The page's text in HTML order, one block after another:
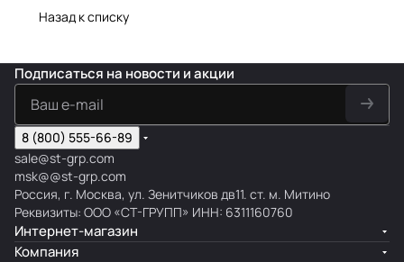
Назад к списку
Подписаться на новости и акции
8 (800) 555-66-89
sale@st-grp.com
msk@@st-grp.com
Россия, г. Москва, ул. Зенитчиков дв11. ст. м. Митино
Реквизиты: ООО «СТ-ГРУПП» ИНН: 6311160760
Интернет-магазин
Компания